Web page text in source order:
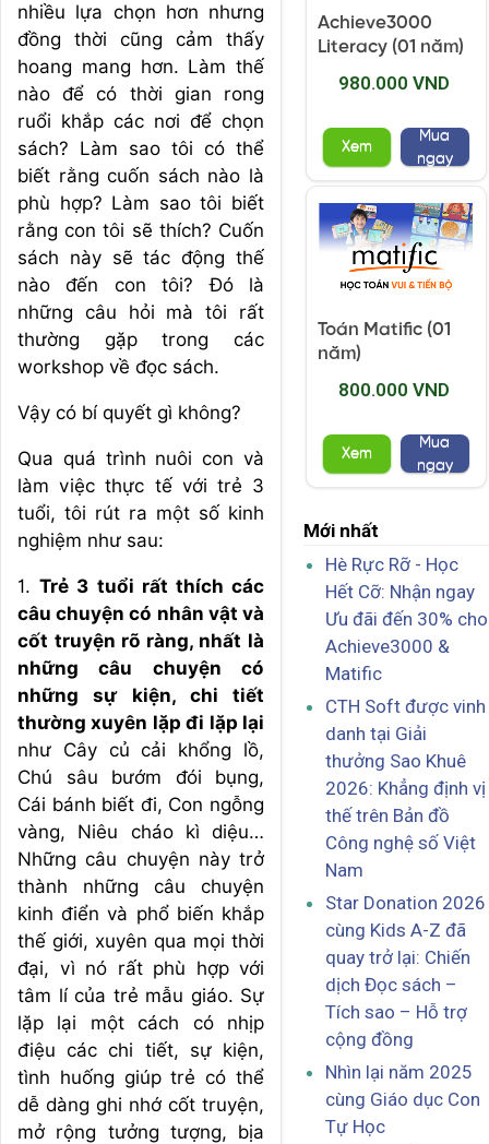
nhiều lựa chọn hơn nhưng
đồng thời cũng cảm thấy
hoang mang hơn. Làm thế
nào để có thời gian rong
ruổi khắp các nơi để chọn
sách? Làm sao tôi có thể
biết rằng cuốn sách nào là
phù hợp? Làm sao tôi biết
rằng con tôi sẽ thích? Cuốn
sách này sẽ tác động thế
nào đến con tôi? Đó là
những câu hỏi mà tôi rất
thường gặp trong các
workshop về đọc sách.
Vậy có bí quyết gì không?
Qua quá trình nuôi con và
làm việc thực tế với trẻ 3
tuổi, tôi rút ra một số kinh
nghiệm như sau:
1.Trẻ 3 tuổi rất thích các
câu chuyện có nhân vật và
cốt truyện rõ ràng, nhất là
những câu chuyện có
những sự kiện, chi tiết
thường xuyên lặp đi lặp lại
như Cây củ cải khổng lồ,
Chú sâu bướm đói bụng,
Cái bánh biết đi, Con ngỗng
vàng, Niêu cháo kì diệu…
Những câu chuyện này trở
thành những câu chuyện
kinh điển và phổ biến khắp
thế giới, xuyên qua mọi thời
đại, vì nó rất phù hợp với
tâm lí của trẻ mẫu giáo. Sự
lặp lại một cách có nhịp
điệu các chi tiết, sự kiện,
tình huống giúp trẻ có thể
dễ dàng ghi nhớ cốt truyện,
mở rộng tưởng tượng, bịa
Achieve3000
Literacy (01 năm)
980.000 VND
Xem
Mua
ngay
Toán Matific (01
năm)
800.000 VND
Xem
Mua
ngay
Mới nhất
Hè Rực Rỡ - Học
Hết Cỡ: Nhận ngay
Ưu đãi đến 30% cho
Achieve3000 &
Matific
CTH Soft được vinh
danh tại Giải
thưởng Sao Khuê
2026: Khẳng định vị
thế trên Bản đồ
Công nghệ số Việt
Nam
Star Donation 2026
cùng Kids A-Z đã
quay trở lại: Chiến
dịch Đọc sách –
Tích sao – Hỗ trợ
cộng đồng
Nhìn lại năm 2025
cùng Giáo dục Con
Tự Học